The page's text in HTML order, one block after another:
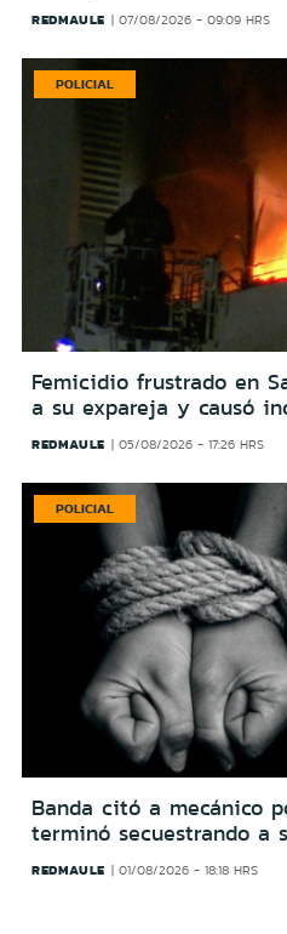
REDMAULE 07/08/2026 - 09:09 HRS
POLICIAL
Femicidio frustrado en
a su expareja y causó
REDMAULE 05/08/2026 - 17:26 HRS
POLICIAL
Banda citó a mecánico
terminó secuestrando a
REDMAULE 01/08/2026 - 18:18 HRS